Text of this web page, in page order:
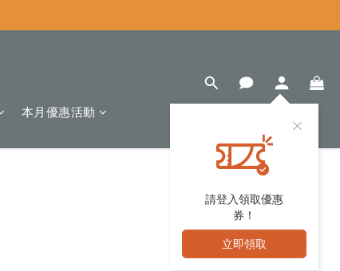
請登入領取優惠
券！
立即領取
本月優惠活動